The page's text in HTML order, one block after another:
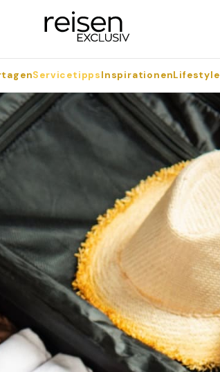
ServicetippsInspirationenLifestyle